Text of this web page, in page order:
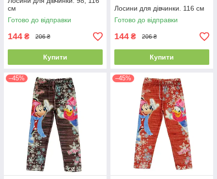
см
Готово до відправки
144 ₴ 206 ₴
Купити
Лосини для дівчинки. 116 см
Готово до відправки
144 ₴ 206 ₴
Купити
–45% –45%